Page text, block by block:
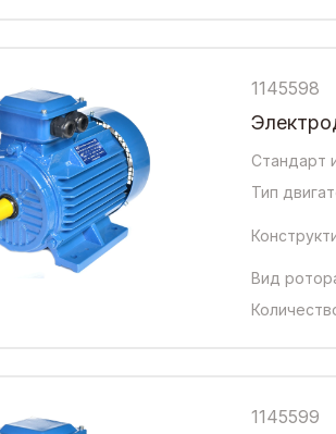
1145598
Стандарт
Тип
Вид
1145599